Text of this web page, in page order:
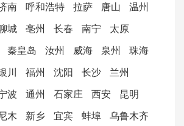
南 呼和浩特 拉萨 唐山
温州
城 亳州 长春 南宁
太原
秦皇岛 汝州 威海 泉州
珠海
川 福州 沈阳 长沙
兰州
波 通州 石家庄 西安
昆明
木 新乡 宜宾 蚌埠
乌鲁木齐